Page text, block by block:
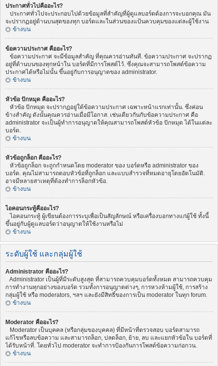
ประกาศทั่วไปคืออะไร?
ประกาศทั่วไปจะประกอบไปด้วยข้อมูลที่สำคัญที่ผู้ดูแลบอร์ดต้องการจะบอกคุณ มัน
จะปรากฏอยู่ด้านบนสุดของทุก บอร์ดและในส่วนของแป้นควบคุมของแต่ละผู้ใช้งาน
ข้างบน
ข้อความประกาศ คืออะไร?
ข้อความประกาศ จะมีข้อมูลสำคัญ ที่คุณควรอ่านทันที. ข้อความประกาศ จะปรากฏ
อยู่ที่ด้านบนของทุกหน้าใน บอร์ดที่มีการโพสต์ไว้. ซึ่งคุณจะสามารถโพสต์ข้อความ
ประกาศได้หรือไม่นั้น ขึ้นอยู่กับการอนุญาตของ administrator.
ข้างบน
หัวข้อ ปักหมุด คืออะไร?
หัวข้อ ปักหมุด จะปรากฏอยู่ใต้ข้อความประกาศ เฉพาะหน้าแรกเท่านั้น. ซึ่งค่อน
ข้างสำคัญ ดังนั้นคุณควรอ่านเมื่อมีโอกาส. เช่นเดียวกันกับข้อความประกาศ คือ
administrator จะเป็นผู้ทำการอนุญาตให้คุณสามารถโพสต์หัวข้อ ปักหมุด ได้ในแต่ละ
บอร์ด.
ข้างบน
หัวข้อถูกล็อก คืออะไร?
หัวข้อถูกล็อก จะถูกกำหนดโดย moderator ของ บอร์ดหรือ administrator ของ
บอร์ด. คุณไม่สามารถตอบหัวข้อที่ถูกล็อก และแบบสำรวจที่หมดอายุโดยอัตโนมัติ.
อาจมีหลายสาเหตุที่ต้องทำการล็อกหัวข้อ.
ข้างบน
ไอคอนกระทู้คืออะไร?
ไอคอนกระทู้ ผู้เขียนต้องการระบุเพื่อเป็นสัญลักษณ์ หรือเครื่องบอกทางแก่ผู้ใช้ ทั้งนี้
ขึ้นอยู่กับผู้ดูแลบอร์ดว่าอนุญาตให้ใช้งานหรือไม่
ข้างบน
ระดับผู้ใช้ และกลุ่มผู้ใช้
Administrator คืออะไร?
Administrator เป็นผู้ที่มีระดับสูงสุด ที่สามารถควบคุมบอร์ดทั้งหมด สามารถควบคุม
การทำงานทุกอย่างของบอร์ด รวมทั้งการอนุญาตต่างๆ, การหวงห้ามผู้ใช้, การสร้าง
กลุ่มผู้ใช้ หรือ moderators, ฯลฯ และยังมีสิทธิ์ของการเป็น moderator ในทุก forum.
ข้างบน
Moderator คืออะไร?
Moderator เป็นบุคคล (หรือกลุ่มของบุคคล) ที่มีหน้าที่ตรวจสอบ บอร์ดสามารถ
แก้ไขหรือลบข้อความ และสามารถล็อก, ปลดล็อก, ย้าย, ลบ และแยกหัวข้อใน บอร์ดที่
ได้รับหน้าที่. โดยทั่วไป moderator จะทำการป้องกันการโพสต์ข้อความก่อกวน.
ข้างบน